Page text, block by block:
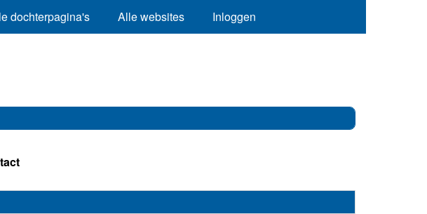
dochterpagina's Alle websites Inloggen